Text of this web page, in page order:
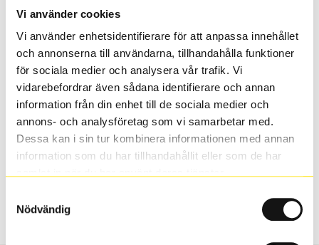
Vi använder cookies
Vi använder enhetsidentifierare för att anpassa innehållet
och annonserna till användarna, tillhandahålla funktioner
för sociala medier och analysera vår trafik. Vi
vidarebefordrar även sådana identifierare och annan
information från din enhet till de sociala medier och
annons- och analysföretag som vi samarbetar med.
Dessa kan i sin tur kombinera informationen med annan
information som du har tillhandahållit eller som de har
Nödvändig
Passar detta däck min bil?
Ange registreringsnummer för att se om det däck du
valt passar din bilmodell. Om du köper däck som skall
sättas på dina befintliga fälgar, se till att kolla en extra
gång så att däck och fälg har samma dimensioner.
Ibland kan fälgen ha bytts ut under årens lopp och
inte vara samma dimension som bilen hade ut från
fabrik.
S Sök